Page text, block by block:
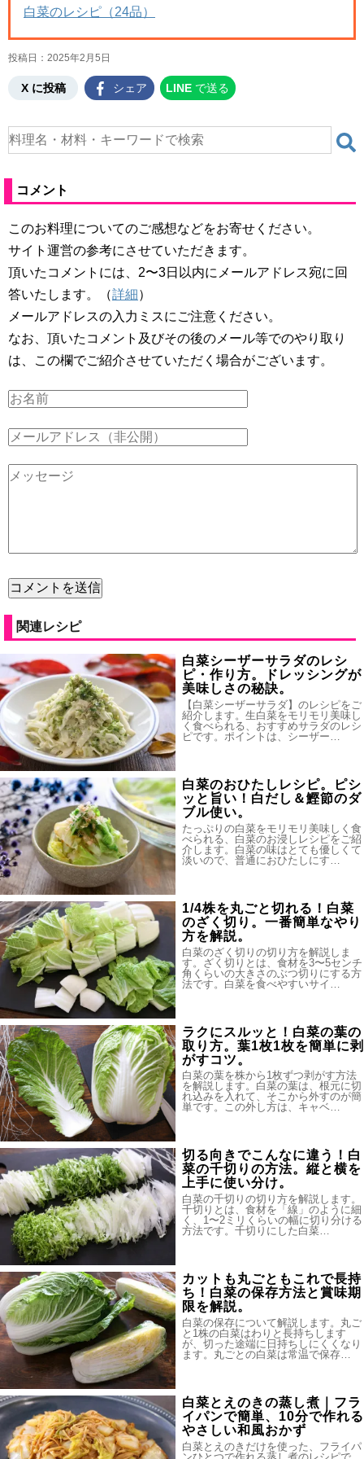
白菜のレシピ（24品）
投稿日： 2025年2月5日
X に投稿 シェア LINE で送る
コメント
このお料理についてのご感想などをお寄せください。
サイト運営の参考にさせていただきます。
頂いたコメントには、2〜3日以内にメールアドレス宛に回
答いたします。（詳細）
メールアドレスの入力ミスにご注意ください。
なお、頂いたコメント及びその後のメール等でのやり取り
は、この欄でご紹介させていただく場合がございます。
関連レシピ
白菜シーザーサラダのレシ
ピ・作り方。ドレッシングが
美味しさの秘訣。
【白菜シーザーサラダ】のレシピをご
紹介します。生白菜をモリモリ美味し
く食べられる、おすすめサラダのレシ
ピです。ポイントは、シーザー…
白菜のおひたしレシピ。ピシ
ッと旨い！白だし＆鰹節のダ
ブル使い。
たっぷりの白菜をモリモリ美味しく食
べられる、白菜のお浸しレシピをご紹
介します。白菜の味はとても優しくて
淡いので、普通におひたしにす…
1/4株を丸ごと切れる！白菜
のざく切り。一番簡単なやり
方を解説。
白菜のざく切りの切り方を解説しま
す。ざく切りとは、食材を3〜5センチ
角くらいの大きさのぶつ切りにする方
法です。白菜を食べやすいサイ…
ラクにスルッと！白菜の葉の
取り方。葉1枚1枚を簡単に剥
がすコツ。
白菜の葉を株から1枚ずつ剥がす方法
を解説します。白菜の葉は、根元に切
れ込みを入れて、そこから外すのが簡
単です。この外し方は、キャベ…
切る向きでこんなに違う！白
菜の千切りの方法。縦と横を
上手に使い分け。
白菜の千切りの切り方を解説します。
千切りとは、食材を「線」のように細
く、1〜2ミリくらいの幅に切り分ける
方法です。千切りにした白菜…
カットも丸ごともこれで長持
ち！白菜の保存方法と賞味期
限を解説。
白菜の保存について解説します。丸ご
と1株の白菜はわりと長持ちします
が、切った途端に日持ちしにくくなり
ます。丸ごとの白菜は常温で保存…
白菜とえのきの蒸し煮｜フラ
イパンで簡単、10分で作れる
やさしい和風おかず
白菜とえのきだけを使った、フライパ